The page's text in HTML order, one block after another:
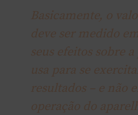
Basicamente, o
deve ser medido
seus efeitos sobre a
usa para se
resultados – e não
operação do